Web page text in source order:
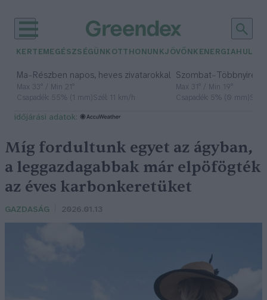
KERTEM EGÉSZSÉGÜNK OTTHONUNKJÖVŐNK ENERGIA
Ma– Részben napos, heves zivatarokkal
Max 33° / Min 21°
Csapadék: 55% (1 mm)Szél: 11 km/h
Szombat– Többnyire
Max 31° / Min 19°
Csapadék: 5% (0 mm)
időjárási adatok:
Míg fordultunk egyet az ágyban,
a leggazdagabbak már elpöfögték
az éves karbonkeretüket
GAZDASÁG 2026.01.13